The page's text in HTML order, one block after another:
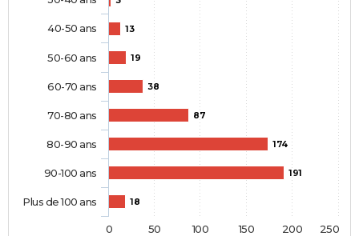
13
19
38
87
174
191
18
40-50 ans
50-60 ans
60-70 ans
70-80 ans
80-90 ans
90-100 ans
Plus de 100 ans
0 50 100 150 200 250